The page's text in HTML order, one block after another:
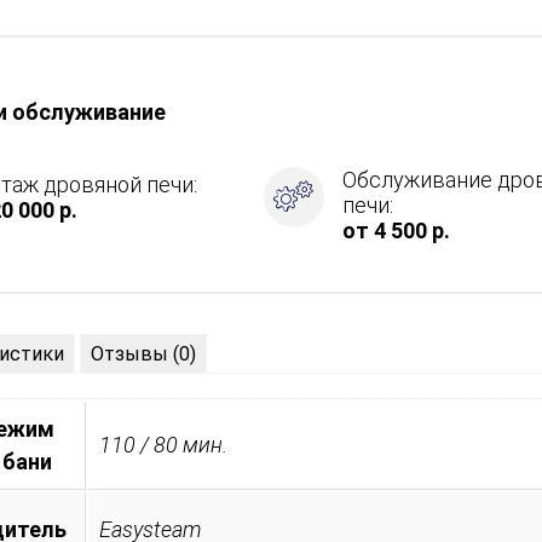
обслуживание
дровяной печи:
000 р.
Обслуживание
печи:
от 4 500 р.
Отзывы (0)
110 / 80 мин.
Easysteam